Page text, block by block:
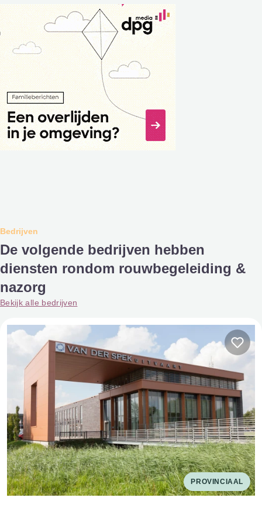
Bedrijven
De volgende bedrijven hebben
diensten rondom rouwbegeleiding &
nazorg
Bekijk alle bedrijven
PROVINCIAAL